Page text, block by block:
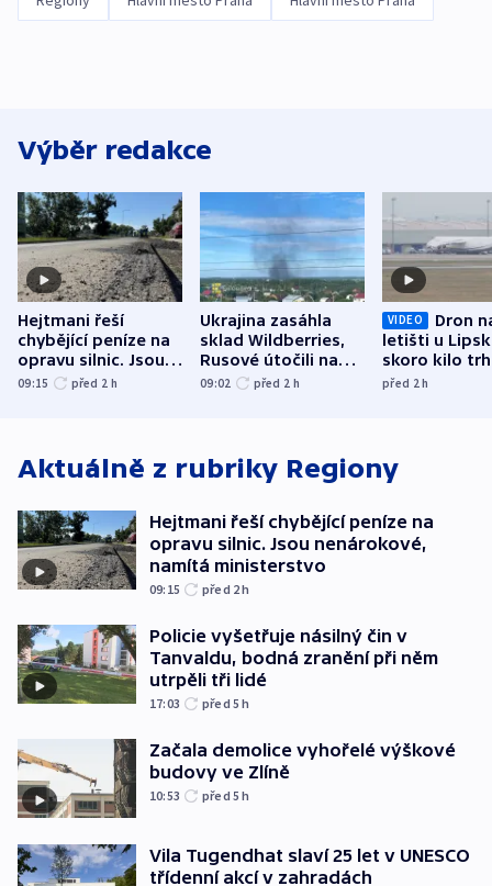
Výběr redakce
Hejtmani řeší
chybějící peníze na
opravu silnic. Jsou
nenárokové, namítá
09:15 před 2 h
Ukrajina zasáhla
sklad Wildberries,
Rusové útočili na
trh, hasiče či
09:02 před 2 h
VIDEO
Dron
letišti u
skoro kilo
indicie
před 2h
Aktuálně z rubriky Regiony
Hejtmani řeší chybějící peníze na
opravu silnic. Jsou nenárokové,
namítá ministerstvo
09:15 před 2h
Policie vyšetřuje násilný čin v
Tanvaldu, bodná zranění při něm
utrpěli tři lidé
17:03 před 5h
Začala demolice vyhořelé výškové
budovy ve Zlíně
10:53 před 5h
Vila Tugendhat slaví 25 let v UNESCO
třídenní akcí v zahradách